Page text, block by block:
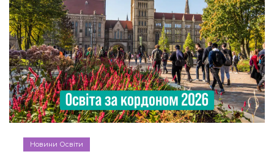
Новини Освіти